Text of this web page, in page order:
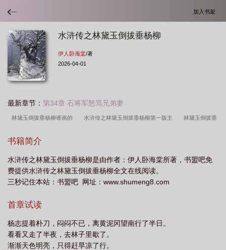
加入书架
水浒传之林黛玉倒拔垂杨柳
伊人卧海棠/著
2026-04-01
最新章节： 第34章 石将军怒骂兄弟妻
林黛玉倒拔垂杨柳谁画的 水浒传之林黛玉倒拔垂杨柳第一版主 林黛玉倒拔垂
倒拔垂杨柳什么意思?
络语是什么意思 水浒传林黛玉倒拔垂杨柳林黛玉倒拔垂杨柳
书籍简介
水浒传之林黛玉倒拔垂杨柳是由作者：伊人卧海棠所著，书盟吧免
费提供水浒传之林黛玉倒拔垂杨柳全文在线阅读。
三秒记住本站：书盟吧 网址：www.shumeng8.com
首章试读
杨志提着朴刀，闷闷不已，离黄泥冈望南行了半日。
看看又走了半夜，去林子里歇了。
渐渐天色明亮，只得赶早凉了行。